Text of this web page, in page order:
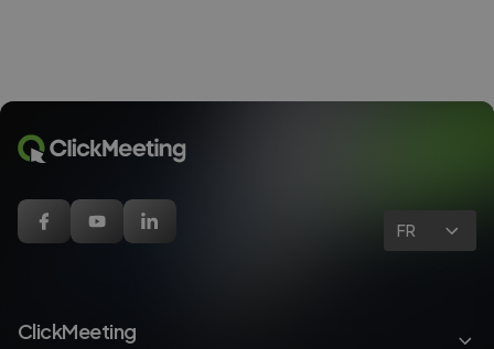
FR
ClickMeeting